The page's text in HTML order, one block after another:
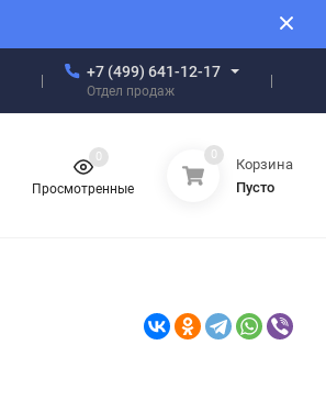
+7 (499) 641-12-17
Отдел продаж
Просмотренные
0 0
Корзина
Пусто